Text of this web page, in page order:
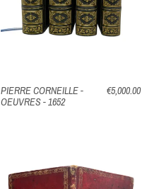
PIERRE CORNEILLE -
OEUVRES - 1652
€5,000.00